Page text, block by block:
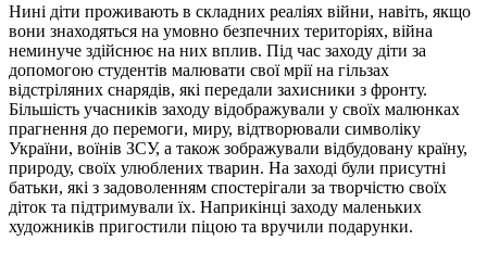
Нині діти проживають в складних реаліях війни, навіть, якщо
вони знаходяться на умовно безпечних територіях, війна
неминуче здійснює на них вплив. Під час заходу діти за
допомогою студентів малювати свої мрії на гільзах
відстріляних снарядів, які передали захисники з фронту.
Більшість учасників заходу відображували у своїх малюнках
прагнення до перемоги, миру, відтворювали символіку
України, воїнів ЗСУ, а також зображували відбудовану країну,
природу, своїх улюблених тварин. На заході були присутні
батьки, які з задоволенням спостерігали за творчістю своїх
діток та підтримували їх. Наприкінці заходу маленьких
художників пригостили піцою та вручили подарунки.